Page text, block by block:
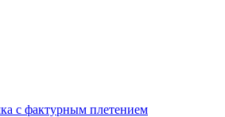
с фактурным плетением